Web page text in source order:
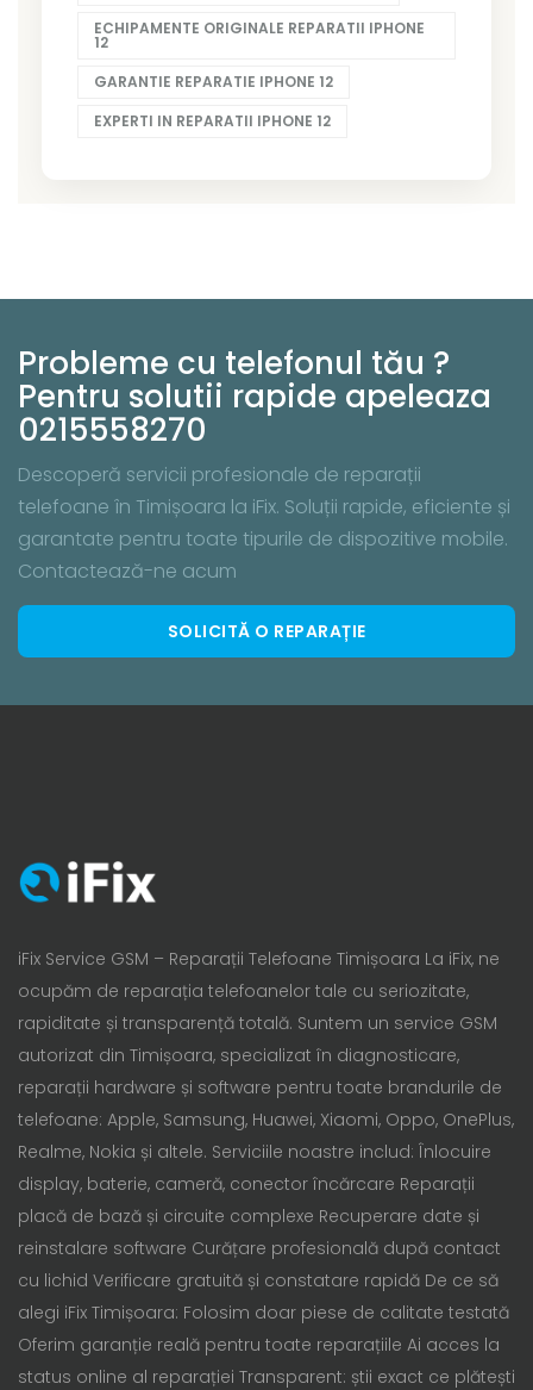
ECHIPAMENTE ORIGINALE REPARATII IPHONE
12
GARANTIE REPARATIE IPHONE 12
EXPERTI IN REPARATII IPHONE 12
Probleme cu telefonul tău ?
Pentru solutii rapide apeleaza
0215558270
Descoperă servicii profesionale de reparații
telefoane în Timișoara la iFix. Soluții rapide, eficiente și
garantate pentru toate tipurile de dispozitive mobile.
Contactează-ne acum
SOLICITĂ O REPARAȚIE
iFix Service GSM – Reparații Telefoane Timișoara La iFix, ne
ocupăm de reparația telefoanelor tale cu seriozitate,
rapiditate și transparență totală. Suntem un service GSM
autorizat din Timișoara, specializat în diagnosticare,
reparații hardware și software pentru toate brandurile de
telefoane: Apple, Samsung, Huawei, Xiaomi, Oppo, OnePlus,
Realme, Nokia și altele. Serviciile noastre includ: Înlocuire
display, baterie, cameră, conector încărcare Reparații
placă de bază și circuite complexe Recuperare date și
reinstalare software Curățare profesională după contact
cu lichid Verificare gratuită și constatare rapidă De ce să
alegi iFix Timișoara: Folosim doar piese de calitate testată
Oferim garanție reală pentru toate reparațiile Ai acces la
status online al reparației Transparent: știi exact ce plătești